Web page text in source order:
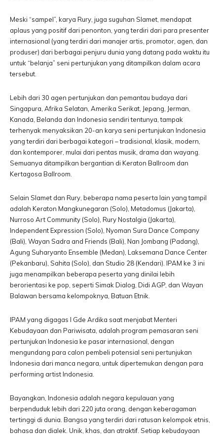
Meski “sampel”, karya Rury, juga suguhan Slamet, mendapat
aplaus yang positif dari penonton, yang terdiri dari para presenter
internasional (yang terdiri dari manajer artis, promotor, agen, dan
produser) dari berbagai penjuru dunia yang datang pada waktu itu
untuk “belanja” seni pertunjukan yang ditampilkan dalam acara
tersebut.
Lebih dari 30 agen pertunjukan dan pemantau budaya dari
Singapura, Afrika Selatan, Amerika Serikat, Jepang, Jerman,
Kanada, Belanda dan Indonesia sendiri tentunya, tampak
terhenyak menyaksikan 20-an karya seni pertunjukan Indonesia
yang terdiri dari berbagai kategori – tradisional, klasik, modern,
dan kontemporer, mulai dari pentas musik, drama dan wayang.
Semuanya ditampilkan bergantian di Keraton Ballroom dan
Kertagosa Ballroom.
Selain Slamet dan Rury, beberapa nama peserta lain yang tampil
adalah Keraton Mangkunegaran (Solo), Metadomus (Jakarta),
Nurroso Art Community (Solo), Rury Nostalgia (Jakarta),
Independent Expression (Solo), Nyoman Sura Dance Company
(Bali), Wayan Sadra and Friends (Bali), Nan Jombang (Padang),
Agung Suharyanto Ensemble (Medan), Laksemana Dance Center
(Pekanbaru), Sahita (Solo), dan Studio 28 (Kendari). IPAM ke 3 ini
juga menampilkan beberapa peserta yang dinilai lebih
berorientasi ke pop, seperti Simak Dialog, Didi AGP, dan Wayan
Balawan bersama kelompoknya, Batuan Etnik.
IPAM yang digagas I Gde Ardika saat menjabat Menteri
Kebudayaan dan Pariwisata, adalah program pemasaran seni
pertunjukan Indonesia ke pasar internasional, dengan
mengundang para calon pembeli potensial seni pertunjukan
Indonesia dari manca negara, untuk dipertemukan dengan para
performing artist Indonesia.
Bayangkan, Indonesia adalah negara kepulauan yang
berpenduduk lebih dari 220 juta orang, dengan keberagaman
tertinggi di dunia. Bangsa yang terdiri dari ratusan kelompok etnis,
bahasa dan dialek. Unik, khas, dan atraktif. Setiap kebudayaan